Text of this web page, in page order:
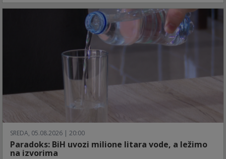
SREDA, 05.08.2026 | 20:00
Paradoks: BiH uvozi milione litara vode, a ležimo
na izvorima